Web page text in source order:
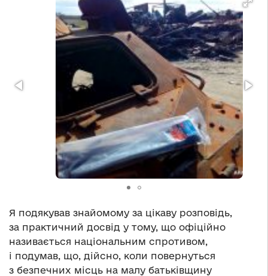
Я подякував знайомому за цікаву розповідь,
за практичний досвід у тому, що офіційно
називається національним спротивом,
і подумав, що, дійсно, коли повернуться
з безпечних місць на малу батьківщину